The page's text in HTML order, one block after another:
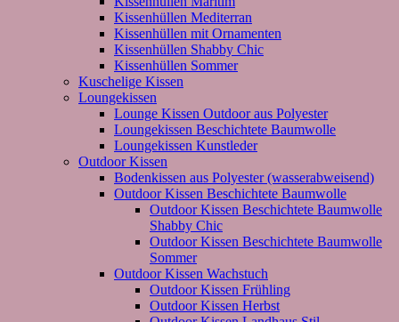
Kissenhüllen Mediterran
Kissenhüllen mit Ornamenten
Kissenhüllen Shabby Chic
Kissenhüllen Sommer
Kuschelige Kissen
Loungekissen
Lounge Kissen Outdoor aus Polyester
Loungekissen Beschichtete Baumwolle
Loungekissen Kunstleder
Outdoor Kissen
Bodenkissen aus Polyester (wasserabweisend)
Outdoor Kissen Beschichtete Baumwolle
Outdoor Kissen Beschichtete Baumwolle
Shabby Chic
Outdoor Kissen Beschichtete Baumwolle
Sommer
Outdoor Kissen Wachstuch
Outdoor Kissen Frühling
Outdoor Kissen Herbst